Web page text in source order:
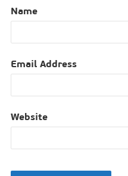
Name
Email Address
Website